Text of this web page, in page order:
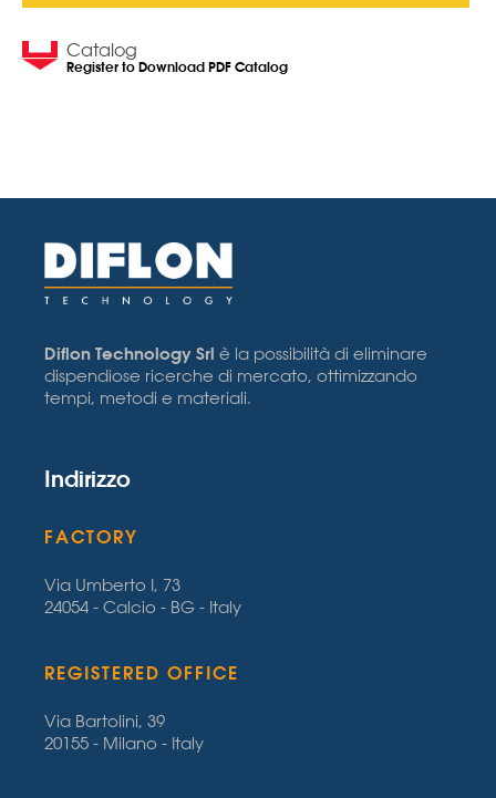
Catalog
Register to Download PDF Catalog
Diflon Technology Srl è la possibilità di eliminare
dispendiose ricerche di mercato, ottimizzando
tempi, metodi e materiali.
Indirizzo
FACTORY
Via Umberto I, 73
24054 - Calcio - BG - Italy
REGISTERED OFFICE
Via Bartolini, 39
20155 - Milano - Italy